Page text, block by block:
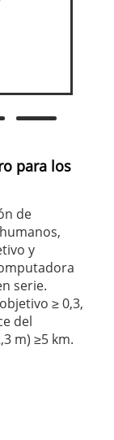
para los
de
y
serie.
≥ 0,3,
del
m) ≥5 km.